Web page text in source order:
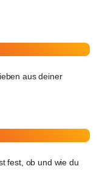
aus deiner
fest, ob und wie du